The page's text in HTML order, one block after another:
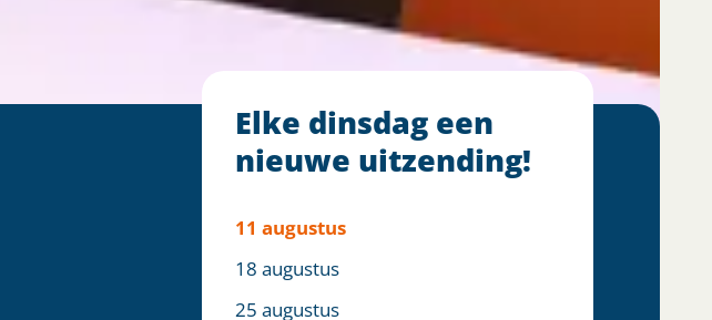
Elke dinsdag een
nieuwe uitzending!
11 augustus
18 augustus
25 augustus